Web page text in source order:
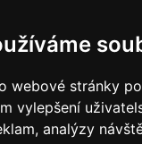
webové stránky
vylepšení
analýzy